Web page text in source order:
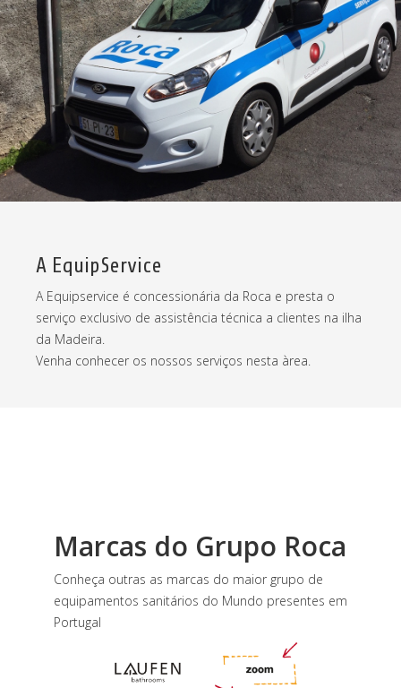
A EquipService
A Equipservice é concessionária da Roca e presta o
serviço exclusivo de assistência técnica a clientes na ilha
da Madeira.
Venha conhecer os nossos serviços nesta àrea.
Marcas do Grupo Roca
Conheça outras as marcas do maior grupo de
equipamentos sanitários do Mundo presentes em
Portugal